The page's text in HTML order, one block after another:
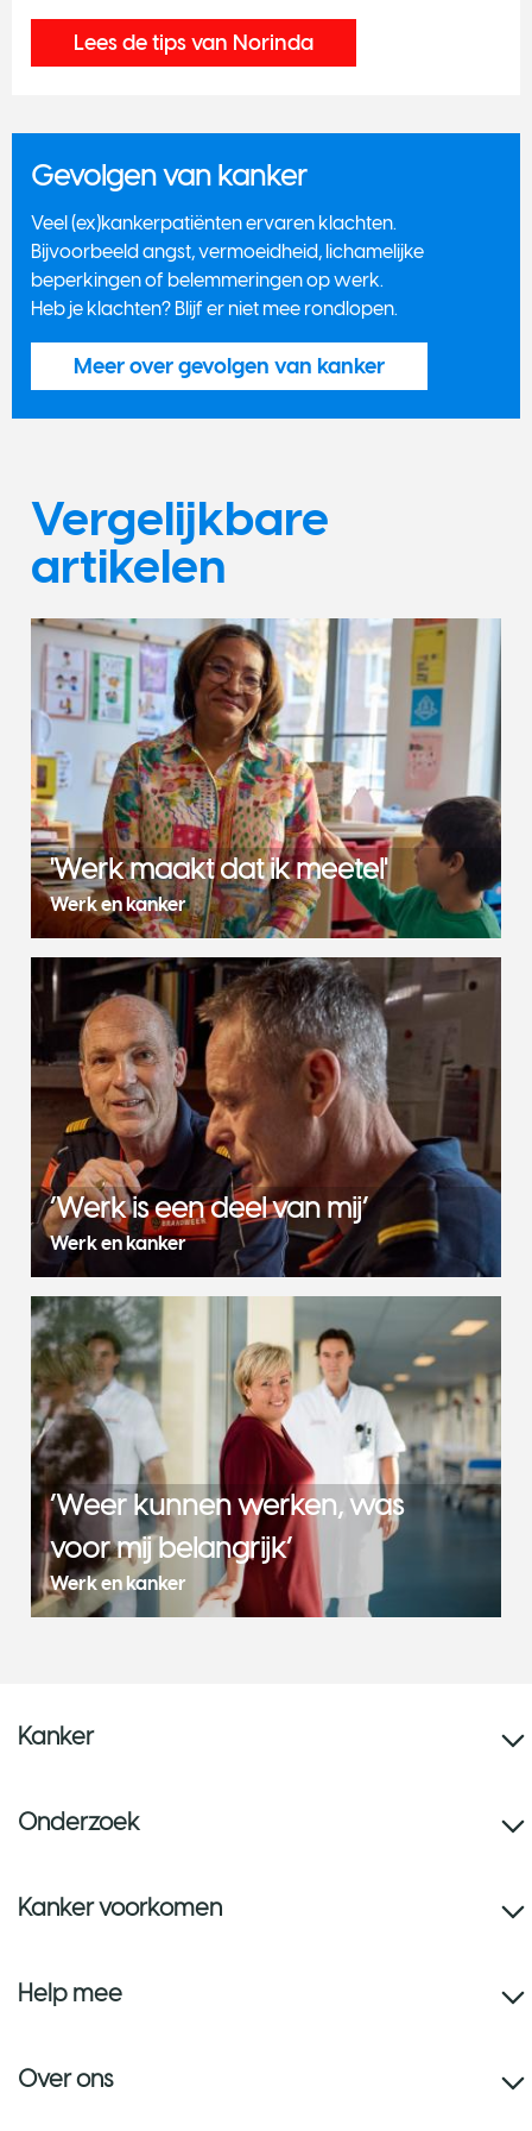
Lees de tips van Norinda
Gevolgen van kanker
Veel (ex)kankerpatiënten ervaren klachten.
Bijvoorbeeld angst, vermoeidheid, lichamelijke
beperkingen of belemmeringen op werk.
Heb je klachten? Blijf er niet mee rondlopen.
Meer over gevolgen van kanker
Vergelijkbare
artikelen
'Werk maakt dat ik meetel'
Werk en kanker
‘Werk is een deel van mij’
Werk en kanker
‘Weer kunnen werken, was
voor mij belangrijk’
Werk en kanker
Kanker
Onderzoek
Kanker voorkomen
Help mee
Over ons